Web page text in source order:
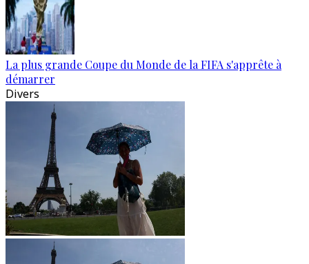
La plus grande Coupe du Monde de la FIFA s'apprête à
démarrer
Divers